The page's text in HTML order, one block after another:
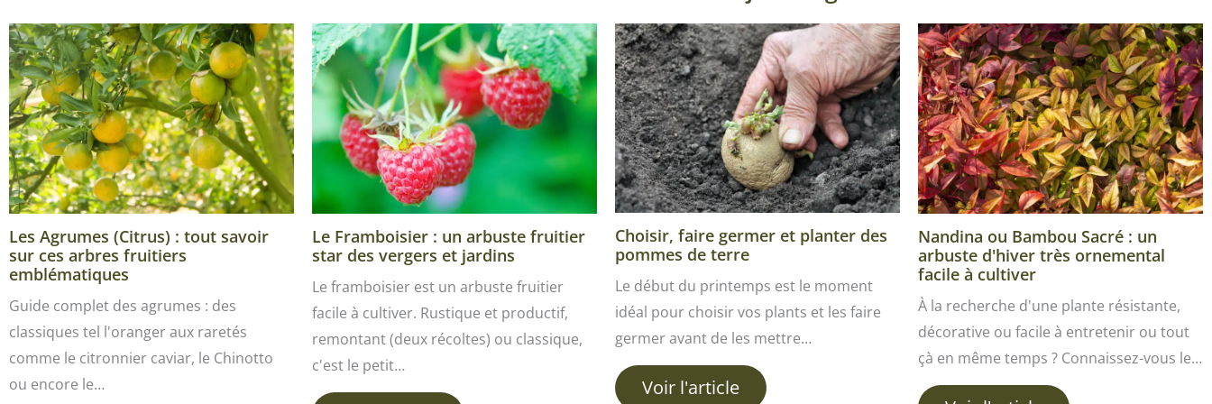
Les Agrumes (Citrus) : tout savoir
sur ces arbres fruitiers
emblématiques
Guide complet des agrumes : des
classiques tel l'oranger aux raretés
comme le citronnier caviar, le Chinotto
ou encore le…
Le Framboisier : un arbuste fruitier
star des vergers et jardins
Le framboisier est un arbuste fruitier
facile à cultiver. Rustique et productif,
remontant (deux récoltes) ou classique,
c'est le petit…
Choisir, faire germer et planter des
pommes de terre
Le début du printemps est le moment
idéal pour choisir vos plants et les faire
germer avant de les mettre…
Voir l'article
Nandina ou Bambou Sacré : un
arbuste d'hiver très ornemental
facile à cultiver
À la recherche d'une plante résistante,
décorative ou facile à entretenir ou tout
çà en même temps ? Connaissez-vous le…